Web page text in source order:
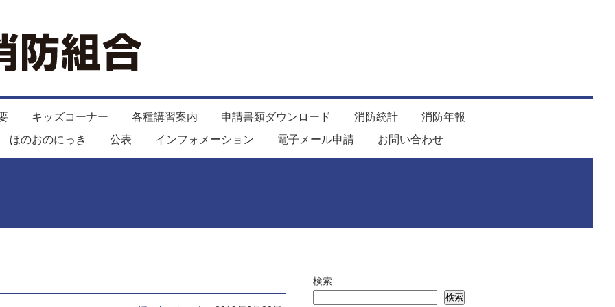
キッズコーナー 各種講習案内 申請書類ダウンロード 消防統計
消防年報
ほのおのにっき
公表 インフォメーション 電子メール申請 お問い合わせ
検索
検索